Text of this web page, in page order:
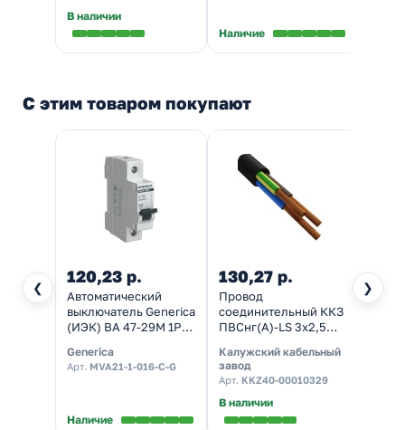
В наличии
Наличие
С этим товаром покупают
❮ ❯
120,23 р.
Автоматический
выключатель Generica
(ИЭК) ВА 47-29М 1Р
характеристика С
(автомат
Generica
Арт. MVA21-1-016-C-G
Наличие
130,27 р.
Провод
соединительный ККЗ
ПВСнг(А)-LS 3х2,5
ГОСТ 7399
Калужский кабельный
завод
Арт. KKZ40-00010329
В наличии
1